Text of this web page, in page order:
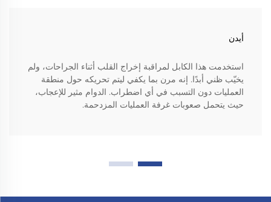
أيدن
استخدمت هذا الكابل لمراقبة إخراج القلب أثناء الجراحات، ولم
يخيّب ظني أبدًا. إنه مرن بما يكفي ليتم تحريكه حول منطقة
العمليات دون التسبب في أي اضطراب. الدوام مثير للإعجاب،
حيث يتحمل صعوبات غرفة العمليات المزدحمة.